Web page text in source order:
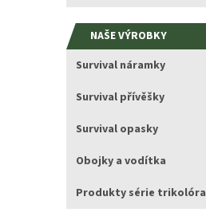
n
e
NAŠE VÝROBKY
Survival náramky
Survival přívěšky
Survival opasky
Obojky a vodítka
Produkty série trikolóra